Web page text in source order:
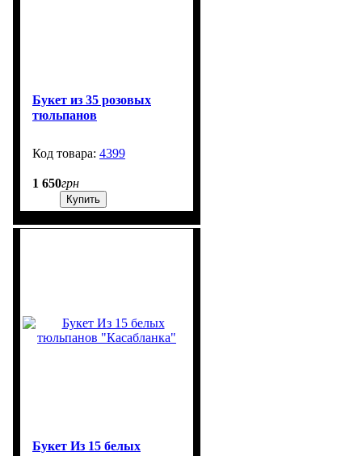
Букет из 35 розовых
тюльпанов
4399
1 650грн
Купить
Букет Из 15 белых